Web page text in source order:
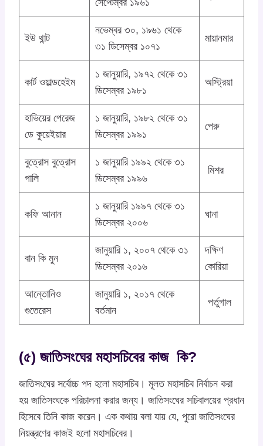
ইউ থান্ট
নভেম্বর ৩০, ১৯৬১ থেকে
৩১ ডিসেম্বর ১০৭১
মায়ানমার
কার্ট ওয়াল্ডহেইম
১ জানুয়ারি, ১৯৭২ থেকে ৩১
ডিসেম্বর ১৯৮১
অস্ট্রিয়া
হাভিয়ের পেরেজ
ডে কুয়েইয়ার
১ জানুয়ারি, ১৯৮২ থেকে ৩১
ডিসেম্বর ১৯৯১
পেরু
বুত্রোস বুত্রোস
গালি
১ জানুয়ারি ১৯৯২ থেকে ৩১
ডিসেম্বর ১৯৯৬
মিশর
কফি আনান
১ জানুয়ারি ১৯৯৭ থেকে ৩১
ডিসেম্বর ২০০৬
ঘানা
বান কি মুন
জানুয়ারি ১, ২০০৭ থেকে ৩১
ডিসেম্বর ২০১৬
দক্ষিণ
কোরিয়া
আন্তোনিও
গুতেরেস
জানুয়ারি ১, ২০১৭ থেকে
বর্তমান
পর্তুগাল
(৫) জাতিসংঘের মহাসচিবের কাজ কি?
জাতিসংঘের সর্বোচ্চ পদ হলো মহাসচিব। মূলত মহাসচিব নির্বাচন করা
হয় জাতিসংঘকে পরিচালনা করার জন্য। জাতিসংঘের সচিবালয়ের প্রধান
হিসেবে তিনি কাজ করেন। এক কথায় বলা যায় যে, পুরো জাতিসংঘের
নিয়ন্ত্রণের কাজই হলো মহাসচিবের।